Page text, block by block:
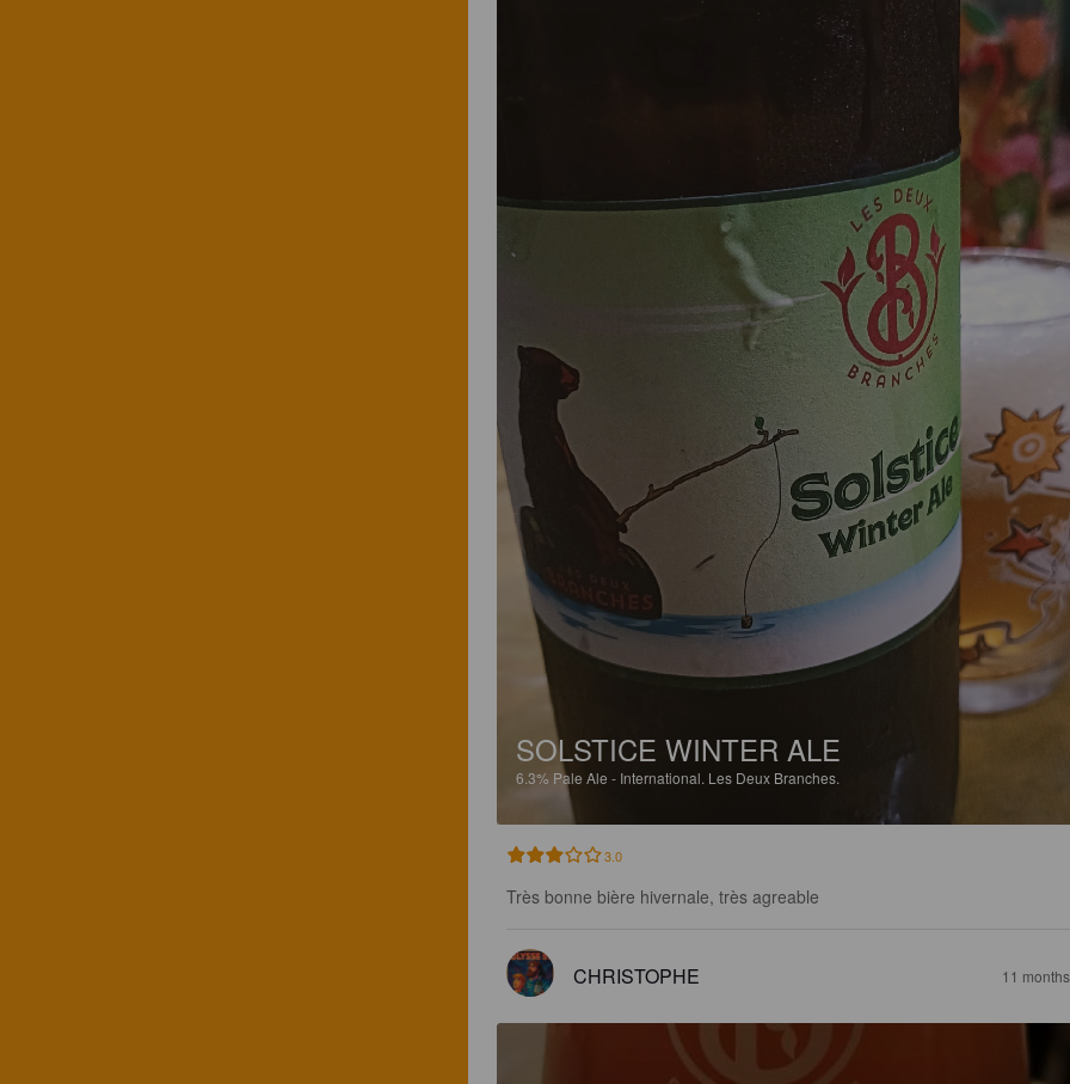
SOLSTICE WINTER ALE
6.3% Pale Ale - International. Les Deux Branches.
3.0
Très bonne bière hivernale, très agreable
CHRISTOPHE 11